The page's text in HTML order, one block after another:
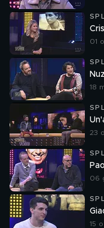
01
18
23
06
15